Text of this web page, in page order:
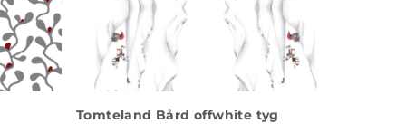
Tomteland Bård offwhite tyg